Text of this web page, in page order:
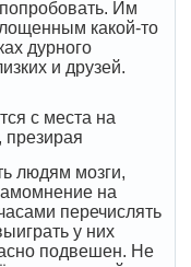
Им
какой-то
дурного
и друзей.
с места на
презирая
людям мозги,
на
перечислять
у них
подвешен. Не